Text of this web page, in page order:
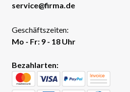
service@firma.de
Geschäftszeiten:
Mo - Fr: 9 - 18 Uhr
Bezahlarten: